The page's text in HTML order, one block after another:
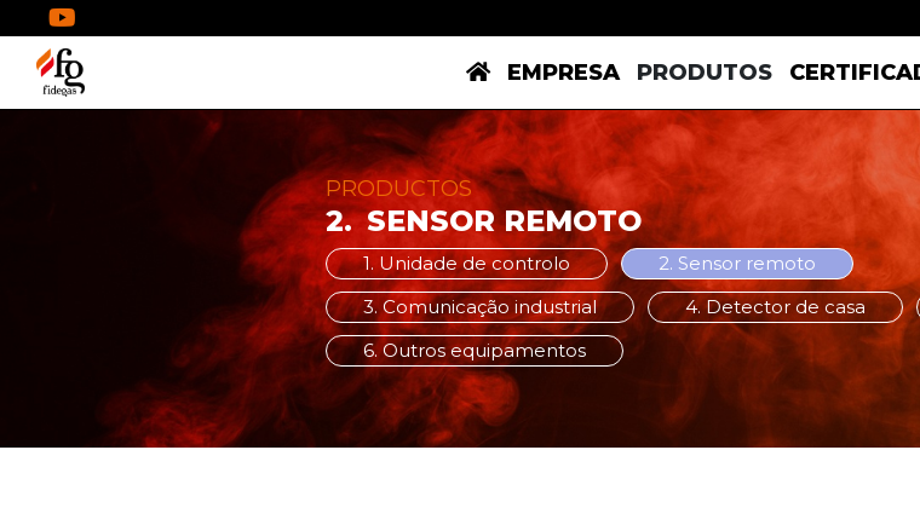
EMPRESA PRODUTOS
PRODUCTOS
2.SENSOR REMOTO
1. Unidade de controlo
2. Sensor remoto
3. Comunicação industrial
4. Detector de casa
6. Outros equipamentos